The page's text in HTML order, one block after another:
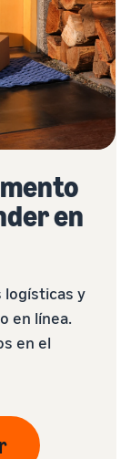
en
logísticas y
en línea.
en el